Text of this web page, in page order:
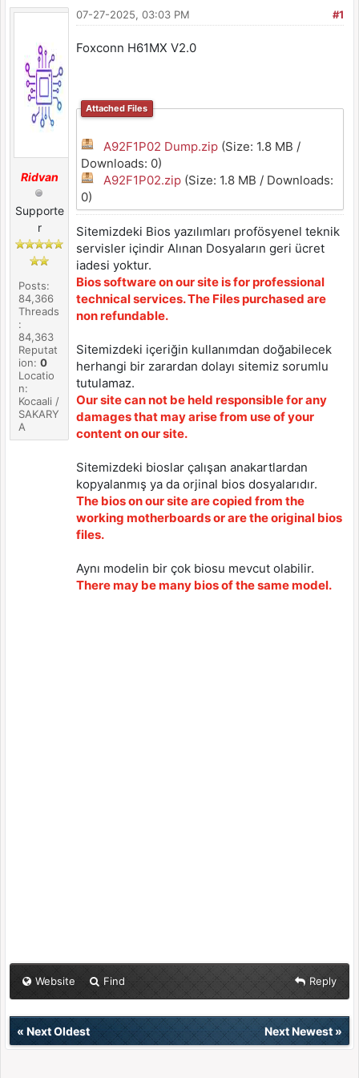
Ridvan
Supporte
r
Posts:
84,366
Threads
:
84,363
Reputat
ion:0
Locatio
n:
Kocaali /
SAKARY
A
#1
07-27-2025, 03:03 PM
Foxconn H61MX V2.0
Attached Files
A92F1P02 Dump.zip(Size: 1.8 MB /
Downloads: 0)
A92F1P02.zip(Size: 1.8 MB / Downloads:
0)
Sitemizdeki Bios yazılımları profösyenel teknik
servisler içindir Alınan Dosyaların geri ücret
iadesi yoktur.
Bios software on our site is for professional
technical services. The Files purchased are
non refundable.
Sitemizdeki içeriğin kullanımdan doğabilecek
herhangi bir zarardan dolayı sitemiz sorumlu
tutulamaz.
Our site can not be held responsible for any
damages that may arise from use of your
content on our site.
Sitemizdeki bioslar çalışan anakartlardan
kopyalanmış ya da orjinal bios dosyalarıdır.
The bios on our site are copied from the
working motherboards or are the original bios
files.
Aynı modelin bir çok biosu mevcut olabilir.
There may be many bios of the same model.
Website Find Reply
« Next Oldest Next Newest»